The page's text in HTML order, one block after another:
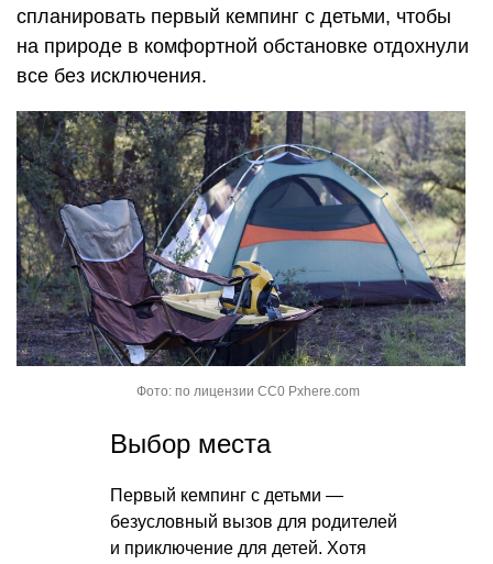
спланировать первый кемпинг с детьми, чтобы
на природе в комфортной обстановке отдохнули
все без исключения.
Фото: по лицензии CC0 Pxhere.com
Выбор места
Первый кемпинг с детьми —
безусловный вызов для родителей
и приключение для детей. Хотя